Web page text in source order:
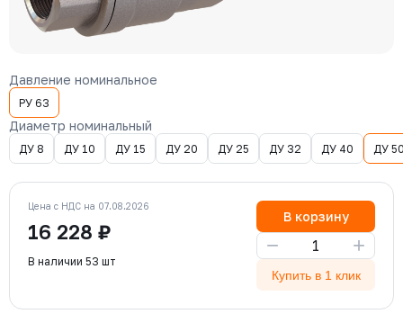
Давление номинальное
РУ 63
Диаметр номинальный
ДУ 8 ДУ 10 ДУ 15 ДУ 20 ДУ 25 ДУ 32 ДУ 40 ДУ
Цена с НДС на 07.08.2026
16 228 ₽
В наличии 53 шт
В корзину
− +
Купить в 1 клик